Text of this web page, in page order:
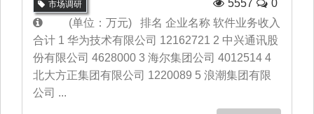
市场调研 5557
0
(单位：万元) 排名 企业名称 软件业务收入
合计 1 华为技术有限公司 12162721 2 中兴通讯股
份有限公司 4628000 3 海尔集团公司 4012514 4
北大方正集团有限公司 1220089 5 浪潮集团有限
公司 ...